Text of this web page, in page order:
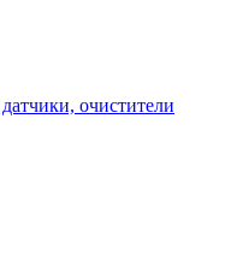
очистители